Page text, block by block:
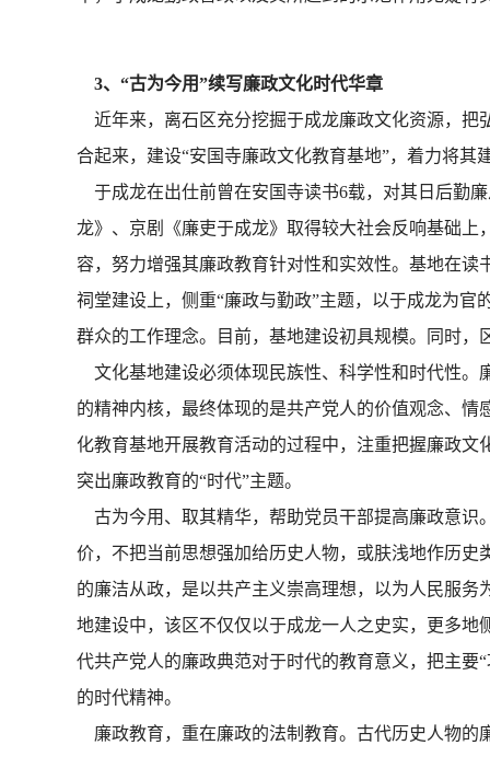
3、“古为今用”续写廉政文化时代华章
近年来，离石区充分挖掘于成龙廉政文化资源，把
合起来，建设“安国寺廉政文化教育基地”，着力将其
于成龙在出仕前曾在安国寺读书6载，对其日后勤
龙》、京剧《廉吏于成龙》取得较大社会反响基础
容，努力增强其廉政教育针对性和实效性。基地在
祠堂建设上，侧重“廉政与勤政”主题，以于成龙为
群众的工作理念。目前，基地建设初具规模。同时
文化基地建设必须体现民族性、科学性和时代性。
的精神内核，最终体现的是共产党人的价值观念、
化教育基地开展教育活动的过程中，注重把握廉政
突出廉政教育的“时代”主题。
古为今用、取其精华，帮助党员干部提高廉政意识
价，不把当前思想强加给历史人物，或肤浅地作历
的廉洁从政，是以共产主义崇高理想，以为人民服
地建设中，该区不仅仅以于成龙一人之史实，更多
代共产党人的廉政典范对于时代的教育意义，把主要
的时代精神。
廉政教育，重在廉政的法制教育。古代历史人物的